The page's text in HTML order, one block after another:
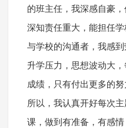
的班主任，我深感自豪
深知责任重大，能担任
与学校的沟通者，我感
升学压力，思想波动大
成绩，只有付出更多的
所以，我认真开好每次
课，做到有准备，有感